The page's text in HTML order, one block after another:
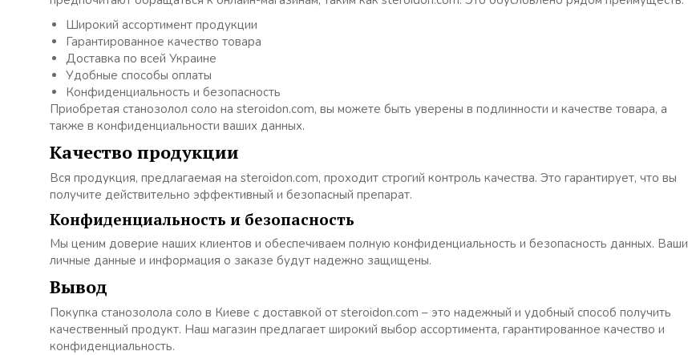
Широкий ассортимент продукции
Гарантированное качество товара
Доставка по всей Украине
Удобные способы оплаты
Конфиденциальность и безопасность
Приобретая станозолол соло на steroidon.com, вы можете быть уверены в подлинности и качестве товара, а
также в конфиденциальности ваших данных.
Качество продукции
Вся продукция, предлагаемая на steroidon.com, проходит строгий контроль качества. Это гарантирует, что вы
получите действительно эффективный и безопасный препарат.
Конфиденциальность и безопасность
Мы ценим доверие наших клиентов и обеспечиваем полную конфиденциальность и безопасность данных. Ваши
личные данные и информация о заказе будут надежно защищены.
Вывод
Покупка станозолола соло в Киеве с доставкой от steroidon.com – это надежный и удобный способ получить
качественный продукт. Наш магазин предлагает широкий выбор ассортимента, гарантированное качество и
конфиденциальность.